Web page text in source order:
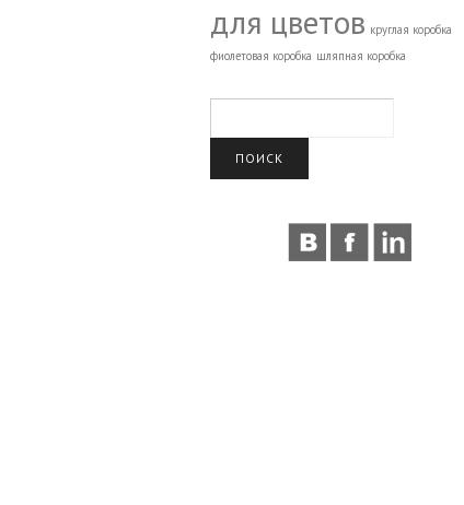
для цветов круглая коробка
фиолетовая коробка шляпная коробка